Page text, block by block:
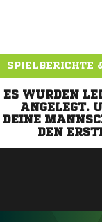
SPIELBERICHTE
ES WURDEN
ANGELEGT.
DEINE
DEN